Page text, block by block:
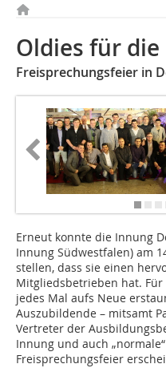
Oldies für die
Freisprechungsfeier in
Erneut konnte die Innung
Innung Südwestfalen) am
stellen, dass sie einen
Mitgliedsbetrieben hat.
jedes Mal aufs Neue
Auszubildende – mitsamt
Vertreter der
Innung und auch
Freisprechungsfeier